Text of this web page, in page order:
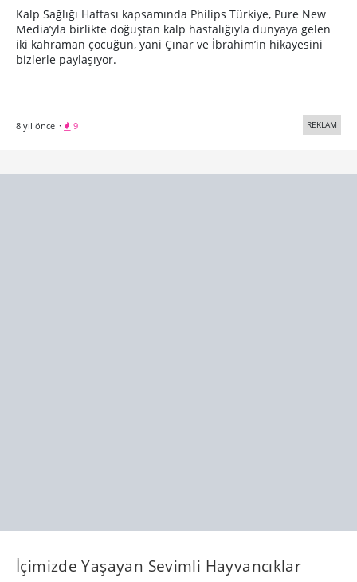
Kalp Sağlığı Haftası kapsamında Philips Türkiye, Pure New
Media’yla birlikte doğuştan kalp hastalığıyla dünyaya gelen
iki kahraman çocuğun, yani Çınar ve İbrahim’in hikayesini
bizlerle paylaşıyor.
8 yıl önce · 9 REKLAM
İçimizde Yaşayan Sevimli Hayvancıklar